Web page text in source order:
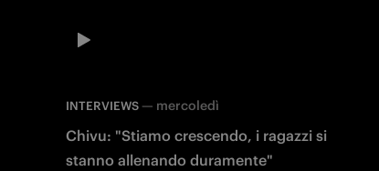
INTERVIEWS — mercoledì
Chivu: "Stiamo crescendo, i ragazzi si
stanno allenando duramente"